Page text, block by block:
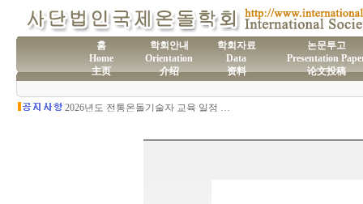
홈
Home
主页
학회안내
Orientation
介绍
학회자료
Data
资料
논문투고
Presentation
论文投稿
(사)국제온돌학회 연간 기부금 모금액 및 활용실적 명세서
2026년도 전통온돌기술자 교육 일정 안내
제59차 전통온돌기술자 1,2급 교육과정 모집 안내